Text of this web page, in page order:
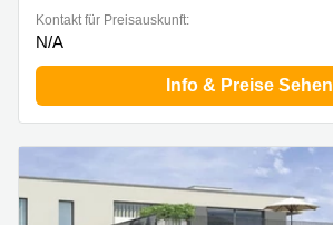
Kontakt für Preisauskunft:
N/A
Info & Preise Sehen